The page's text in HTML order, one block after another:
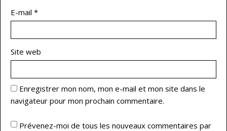
E-mail *
Site web
Enregistrer mon nom, mon e-mail et mon site dans le
navigateur pour mon prochain commentaire.
Prévenez-moi de tous les nouveaux commentaires par